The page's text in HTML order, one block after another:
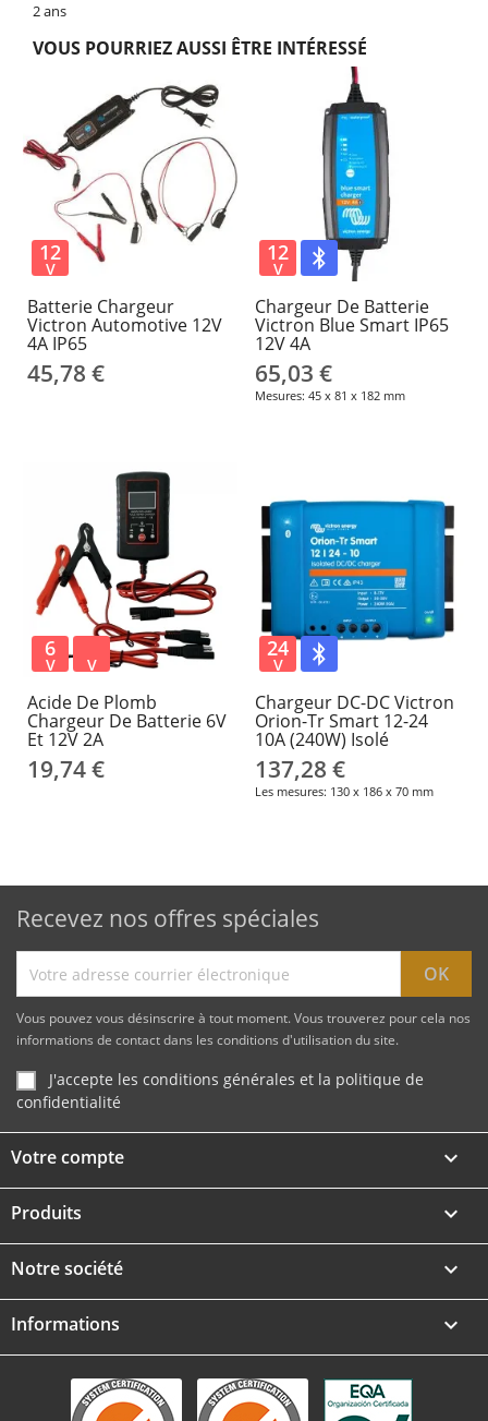
2 ans
VOUS POURRIEZ AUSSI ÊTRE INTÉRESSÉ
Batterie Chargeur
Victron Automotive 12V
4A IP65
45,78 €
12
V
Chargeur De Batterie
Victron Blue Smart IP65
12V 4A
65,03 €
Mesures: 45 x 81 x 182 mm
12
V
Acide De Plomb
Chargeur De Batterie 6V
Et 12V 2A
19,74 €
6
V V
Chargeur DC-DC Victron
Orion-Tr Smart 12-24
10A (240W) Isolé
137,28 €
Les mesures: 130 x 186 x 70 mm
24
V
Recevez nos offres spéciales
Vous pouvez vous désinscrire à tout moment. Vous trouverez pour cela nos
informations de contact dans les conditions d'utilisation du site.
J'accepte les conditions générales et la politique de
confidentialité
Votre compte 
Produits 
Notre société 
Informations keyboard_arrow_down